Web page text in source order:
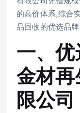
的高价体系,综合
品回收的优选品牌
一、
金材
限公司